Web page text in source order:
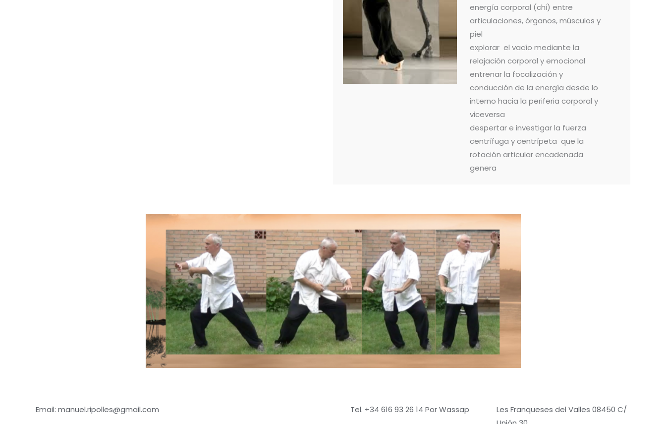
energía corporal (chi) entre
articulaciones, órganos, músculos y
piel
explorar el vacío mediante la
relajación corporal y emocional
entrenar la focalización y
conducción de la energía desde lo
interno hacia la periferia corporal y
viceversa
despertar e investigar la fuerza
centrífuga y centrípeta que la
rotación articular encadenada
genera
Email: manuel.ripolles@gmail.com Tel. +34 616 93 26 14 Por Wassap
Les Franqueses del Valles 08450 C/